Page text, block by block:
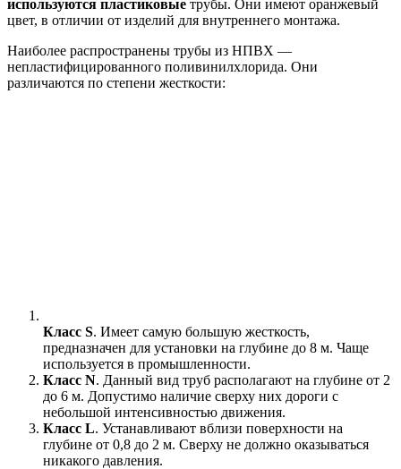
используются пластиковые трубы. Они имеют оранжевый
цвет, в отличии от изделий для внутреннего монтажа.
Наиболее распространены трубы из НПВХ —
непластифицированного поливинилхлорида. Они
различаются по степени жесткости:
Класс S. Имеет самую большую жесткость,
предназначен для установки на глубине до 8 м. Чаще
используется в промышленности.
Класс N. Данный вид труб располагают на глубине от 2
до 6 м. Допустимо наличие сверху них дороги с
небольшой интенсивностью движения.
Класс L. Устанавливают вблизи поверхности на
глубине от 0,8 до 2 м. Сверху не должно оказываться
никакого давления.